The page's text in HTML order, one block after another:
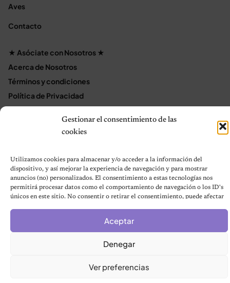
Gestionar el consentimiento de las
cookies
Utilizamos cookies para almacenar y/o acceder a la información del
dispositivo, y así mejorar la experiencia de navegación y para mostrar
anuncios (no) personalizados. El consentimiento a estas tecnologías nos
permitirá procesar datos como el comportamiento de navegación o los ID's
únicos en este sitio. No consentir o retirar el consentimiento, puede afectar
Aceptar
Denegar
Ver preferencias
Aves
Contacto
★ Asóciate con Nosotros ★
Acerca de Nosotros
Términos y condiciones
Política de Privacidad
© 2026 Notas de Mascotas